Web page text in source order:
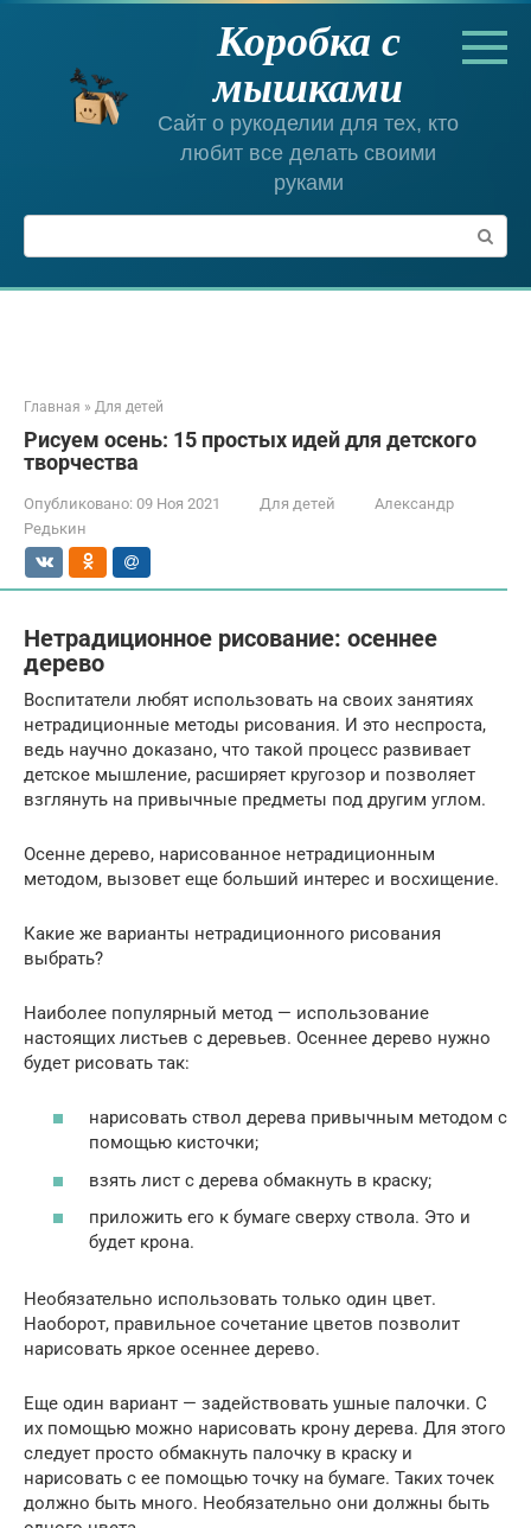
Перейти
Коробка с
мышками
Сайт о рукоделии для тех, кто
любит все делать своими
руками
Поиск:
Главная » Для детей
Рисуем осень: 15 простых идей для детского
творчества
Опубликовано: 09 Ноя 2021 Для детей
Александр
Редькин
Нетрадиционное рисование: осеннее
дерево
Воспитатели любят использовать на своих занятиях
нетрадиционные методы рисования. И это неспроста,
ведь научно доказано, что такой процесс развивает
детское мышление, расширяет кругозор и позволяет
взглянуть на привычные предметы под другим углом.
Осенне дерево, нарисованное нетрадиционным
методом, вызовет еще больший интерес и восхищение.
Какие же варианты нетрадиционного рисования
выбрать?
Наиболее популярный метод — использование
настоящих листьев с деревьев. Осеннее дерево нужно
будет рисовать так:
нарисовать ствол дерева привычным методом с
помощью кисточки;
взять лист с дерева обмакнуть в краску;
приложить его к бумаге сверху ствола. Это и
будет крона.
Необязательно использовать только один цвет.
Наоборот, правильное сочетание цветов позволит
нарисовать яркое осеннее дерево.
Еще один вариант — задействовать ушные палочки. С
их помощью можно нарисовать крону дерева. Для этого
следует просто обмакнуть палочку в краску и
нарисовать с ее помощью точку на бумаге. Таких точек
должно быть много. Необязательно они должны быть